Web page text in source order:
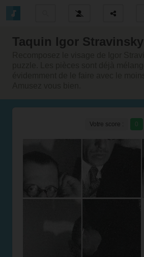
Taquin Igor Stravinsky
Votre score : 0